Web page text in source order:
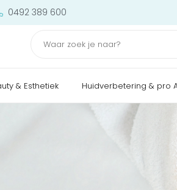
0492 389 600
& Esthetiek Huidverbetering & pro